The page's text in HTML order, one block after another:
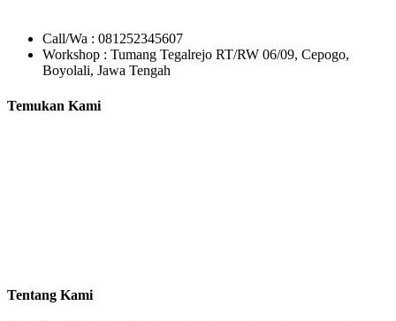
Call/Wa : 081252345607
Workshop : Tumang Tegalrejo RT/RW 06/09, Cepogo,
Boyolali, Jawa Tengah
Temukan Kami
Tentang Kami